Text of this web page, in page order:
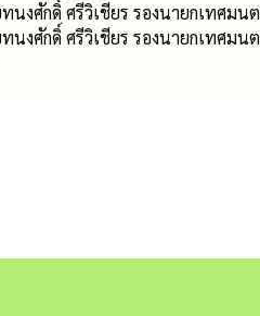
นงศักดิ์ ศรีวิเชียร รองนายกเทศม
นงศักดิ์ ศรีวิเชียร รองนายกเทศม